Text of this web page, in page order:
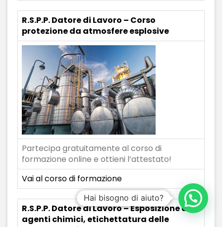
R.S.P.P. Datore di Lavoro – Corso
protezione da atmosfere esplosive
Partecipa gratuitamente al corso di
formazione online e ottieni l’attestato!
Vai al corso di formazione
R.S.P.P. Datore di Lavoro – Esposizione ad
agenti chimici, etichettatura delle
Hai bisogno di aiuto?